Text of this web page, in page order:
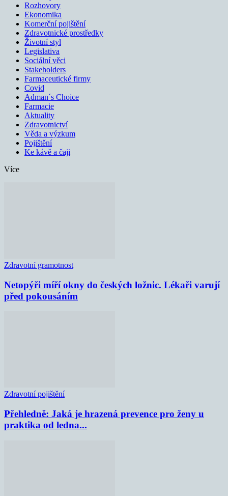
Rozhovory
Ekonomika
Komerční pojištění
Zdravotnické prostředky
Životní styl
Legislativa
Sociální věci
Stakeholders
Farmaceutické firmy
Covid
Adman´s Choice
Farmacie
Aktuality
Zdravotnictví
Věda a výzkum
Pojištění
Ke kávě a čaji
Více
Zdravotní gramotnost
Netopýři míří okny do českých ložnic. Lékaři varují
před pokousáním
Zdravotní pojištění
Přehledně: Jaká je hrazená prevence pro ženy u
praktika od ledna...